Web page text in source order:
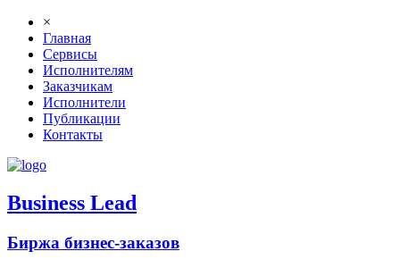
×
Главная
Сервисы
Исполнителям
Заказчикам
Исполнители
Публикации
Контакты
Business Lead
Биржа бизнес-заказов